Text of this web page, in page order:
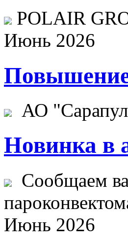
POLAIR
Июнь 2026
Повышение
АО
Новинка в
Сообщаем
Июнь 2026